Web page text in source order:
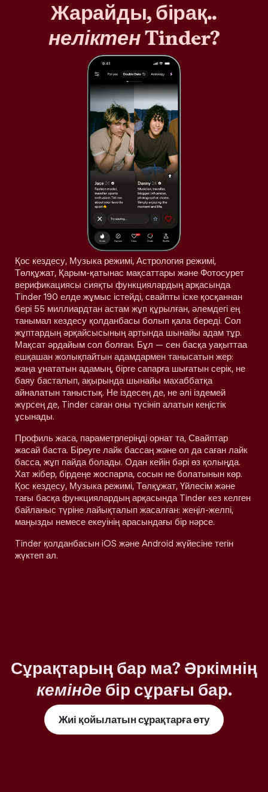
Жарайды, бірақ..
неліктенTinder?
Қос кездесу, Музыка режимі, Астрология режимі,
Төлқұжат, Қарым-қатынас мақсаттары және Фотосурет
верификациясы сияқты функциялардың арқасында
Tinder 190 елде жұмыс істейді, свайпты іске қосқаннан
бері 55 миллиардтан астам жұп құрылған, әлемдегі ең
танымал кездесу қолданбасы болып қала береді. Сол
жұптардың әрқайсысының артында шынайы адам тұр.
Мақсат әрдайым сол болған. Бұл — сен басқа уақыттаа
ешқашан жолықпайтын адамдармен танысатын жер:
жаңа ұнататын адамың, бірге сапарға шығатын серік, не
баяу басталып, ақырында шынайы махаббатқа
айналатын таныстық. Не іздесең де, не әлі іздемей
жүрсең де, Tinder саған оны түсініп алатын кеңістік
ұсынады.
Профиль жаса, параметрлеріңді орнат та, Свайптар
жасай баста. Біреуге лайк бассаң және ол да саған лайк
басса, жұп пайда болады. Одан кейін бәрі өз қолыңда.
Хат жібер, бірдеңе жоспарла, сосын не болатынын көр.
Қос кездесу, Музыка режимі, Төлқұжат, Үйлесім және
тағы басқа функциялардың арқасында Tinder кез келген
байланыс түріне лайықталып жасалған: жеңіл-желпі,
маңызды немесе екеуінің арасындағы бір нәрсе.
Tinder қолданбасын iOS және Android жүйесіне тегін
жүктеп ал.
Сұрақтарың бар ма? Әркімнің
кемінде бір сұрағы бар.
Жиі қойылатын сұрақтарға өту